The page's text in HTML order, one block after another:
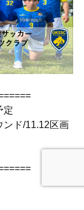
定
ンド/11.12区画